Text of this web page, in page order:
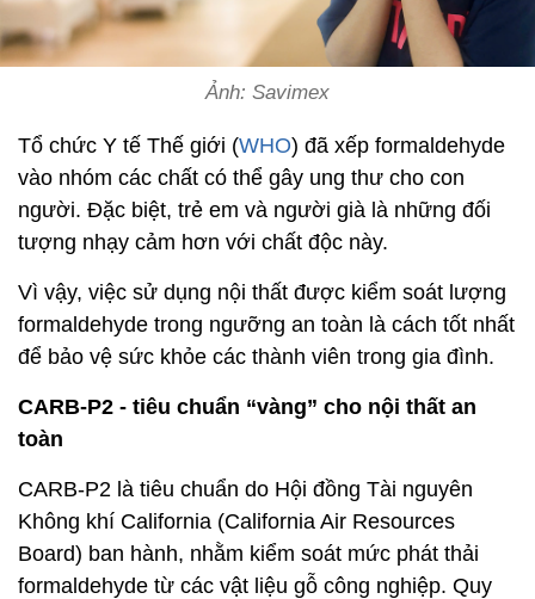
Ảnh: Savimex
Tổ chức Y tế Thế giới (WHO) đã xếp formaldehyde
vào nhóm các chất có thể gây ung thư cho con
người. Đặc biệt, trẻ em và người già là những đối
tượng nhạy cảm hơn với chất độc này.
Vì vậy, việc sử dụng nội thất được kiểm soát lượng
formaldehyde trong ngưỡng an toàn là cách tốt nhất
để bảo vệ sức khỏe các thành viên trong gia đình.
CARB-P2 - tiêu chuẩn “vàng” cho nội thất an
toàn
CARB-P2 là tiêu chuẩn do Hội đồng Tài nguyên
Không khí California (California Air Resources
Board) ban hành, nhằm kiểm soát mức phát thải
formaldehyde từ các vật liệu gỗ công nghiệp. Quy